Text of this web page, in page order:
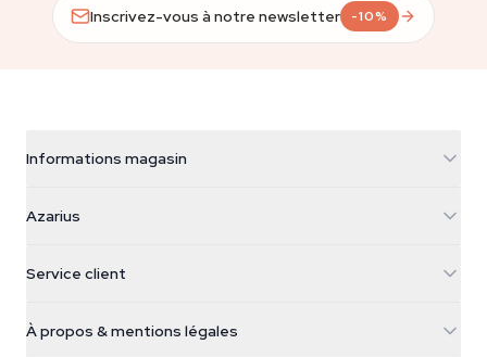
Inscrivez-vous à notre newsletter -10%
Informations magasin
Galvaniweg 11
Nederland
+31(0)204897914
Azarius
Smokeshop
Service client
Politique de retour
À propos & mentions légales